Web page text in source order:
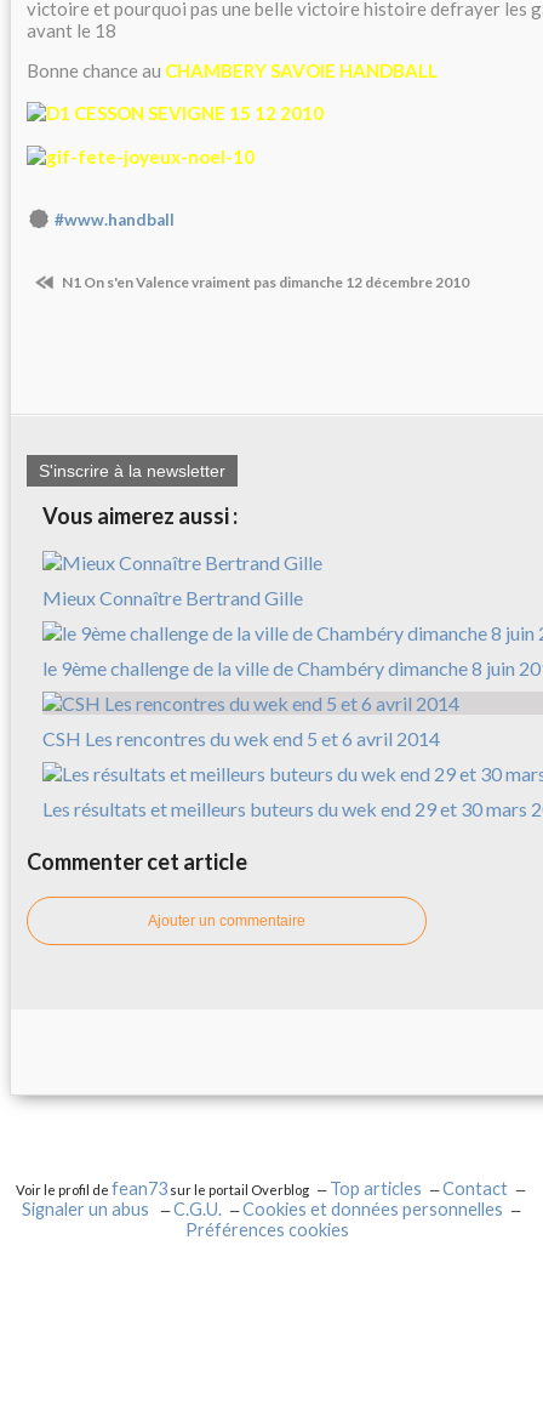
victoire et pourquoi pas une belle victoire histoire defrayer les
avant le 18
Bonne chance au CHAMBERY SAVOIE HANDBALL
#www.handball
N1 On s'en Valence vraiment pas dimanche 12 décembre 2010
S'inscrire à la newsletter
Vous aimerez aussi :
Mieux Connaître Bertrand Gille
le 9ème challenge de la ville de Chambéry dimanche 8 juin
CSH Les rencontres du wek end 5 et 6 avril 2014
Les résultats et meilleurs buteurs du wek end 29 et 30 mars
Commenter cet article
Ajouter un commentaire
Voir le profil defean73 sur le portail Overblog Top articles
Contact
Signaler un abus
C.G.U.
Cookies et données personnelles
Préférences cookies